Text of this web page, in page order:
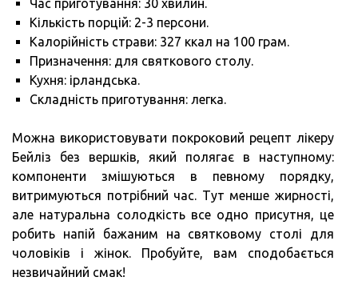
Час приготування: 30 хвилин.
Кількість порцій: 2-3 персони.
Калорійність страви: 327 ккал на 100 грам.
Призначення: для святкового столу.
Кухня: ірландська.
Складність приготування: легка.
Можна використовувати покроковий рецепт лікеру
Бейліз без вершків, який полягає в наступному:
компоненти змішуються в певному порядку,
витримуються потрібний час. Тут менше жирності,
але натуральна солодкість все одно присутня, це
робить напій бажаним на святковому столі для
чоловіків і жінок. Пробуйте, вам сподобається
незвичайний смак!